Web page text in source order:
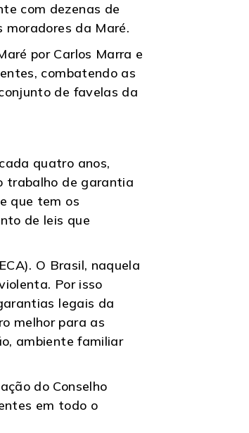
com dezenas de
moradores da Maré.
por Carlos Marra e
combatendo as
de favelas da
quatro anos,
trabalho de garantia
que tem os
de leis que
O Brasil, naquela
Por isso
legais da
melhor para as
ambiente familiar
do Conselho
em todo o